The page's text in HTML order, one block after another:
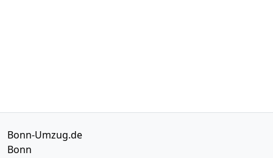
Bonn-Umzug.de
Bonn